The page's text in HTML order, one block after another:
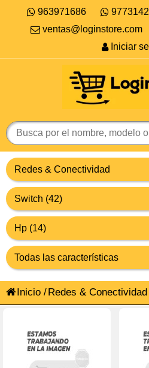
963971686
ventas@loginstore.com
Iniciar
Inicio /Redes & Conectividad